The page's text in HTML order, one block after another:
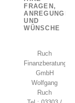
FRAGEN,
ANREGUNGEN
UND
WÜNSCHE
Ruch
Finanzberatung
GmbH
Wolfgang
Ruch